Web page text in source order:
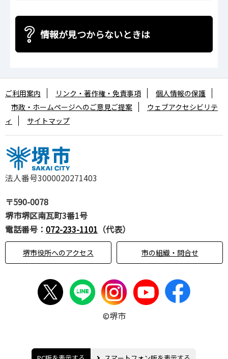
情報が見つからないときは
法人番号3000020271403
〒590-0078
堺市堺区南瓦町3番1号
電話番号： 072-233-1101 （代表）
堺市役所へのアクセス 市の組織・問合せ
ご利用案内 リンク・著作権・免責事項
個人情報の保護
市政・ホームページへのご意見ご提案
ウェブアクセシビリテ
ィ
サイトマップ
©堺市